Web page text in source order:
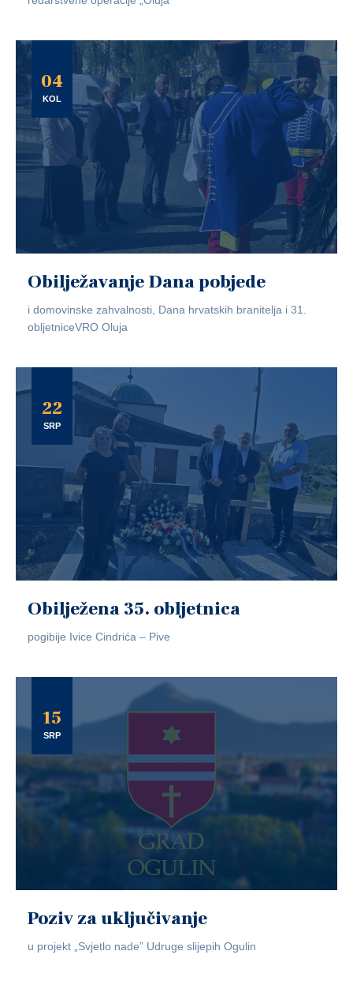
04
KOL
Obilježavanje Dana pobjede
i domovinske zahvalnosti, Dana hrvatskih branitelja i 31.
obljetniceVRO Oluja
22
SRP
Obilježena 35. obljetnica
pogibije Ivice Cindrića – Pive
15
SRP
Poziv za uključivanje
u projekt „Svjetlo nade” Udruge slijepih Ogulin